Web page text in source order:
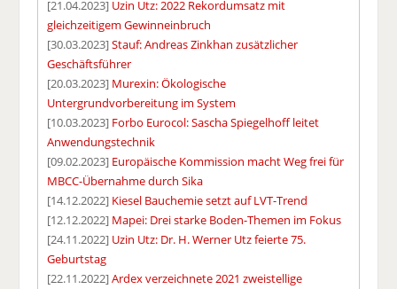
[21.04.2023] Uzin Utz: 2022 Rekordumsatz mit
gleichzeitigem Gewinneinbruch
[30.03.2023]Stauf: Andreas Zinkhan zusätzlicher
Geschäftsführer
[20.03.2023] Murexin: Ökologische
Untergrundvorbereitung im System
[10.03.2023] Forbo Eurocol: Sascha Spiegelhoff leitet
Anwendungstechnik
[09.02.2023] Europäische Kommission macht Weg frei für
MBCC-Übernahme durch Sika
[14.12.2022] Kiesel Bauchemie setzt auf LVT-Trend
[12.12.2022] Mapei: Drei starke Boden-Themen im Fokus
[24.11.2022] Uzin Utz: Dr. H. Werner Utz feierte 75.
Geburtstag
[22.11.2022]Ardex verzeichnete 2021 zweistellige